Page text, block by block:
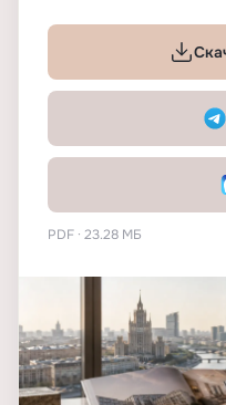
PDF · 23.28 МБ